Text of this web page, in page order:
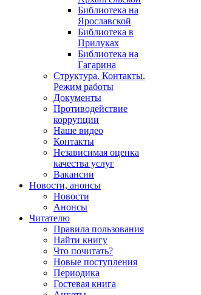
Библиотека на
Ярославской
Библиотека в
Прилуках
Библиотека на
Гагарина
Структура. Контакты.
Режим работы
Документы
Противодействие
коррупции
Наше видео
Контакты
Независимая оценка
качества услуг
Вакансии
Новости, анонсы
Новости
Анонсы
Читателю
Правила пользования
Найти книгу
Что почитать?
Новые поступления
Периодика
Гостевая книга